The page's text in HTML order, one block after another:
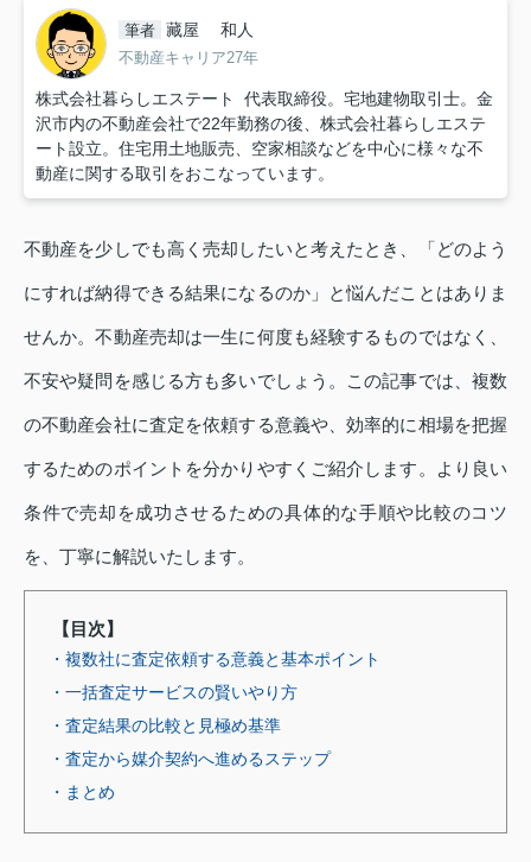
筆者 藏屋 和人
不動産キャリア27年
株式会社暮らしエステート 代表取締役。宅地建物取引士。金
沢市内の不動産会社で22年勤務の後、株式会社暮らしエステ
ート設立。住宅用土地販売、空家相談などを中心に様々な不
動産に関する取引をおこなっています。
不動産を少しでも高く売却したいと考えたとき、「どのよう
にすれば納得できる結果になるのか」と悩んだことはありま
せんか。不動産売却は一生に何度も経験するものではなく、
不安や疑問を感じる方も多いでしょう。この記事では、複数
の不動産会社に査定を依頼する意義や、効率的に相場を把握
するためのポイントを分かりやすくご紹介します。より良い
条件で売却を成功させるための具体的な手順や比較のコツ
を、丁寧に解説いたします。
【目次】
・複数社に査定依頼する意義と基本ポイント
・一括査定サービスの賢いやり方
・査定結果の比較と見極め基準
・査定から媒介契約へ進めるステップ
・まとめ